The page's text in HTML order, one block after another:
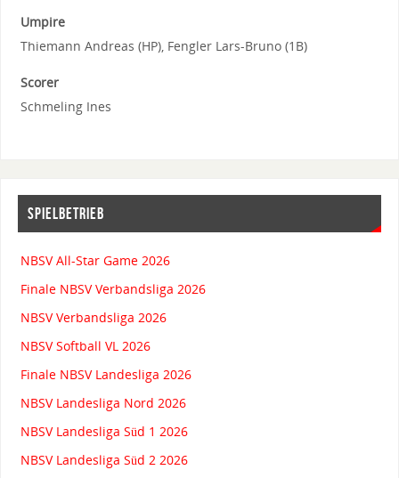
Umpire
Thiemann Andreas (HP), Fengler Lars-Bruno (1B)
Scorer
Schmeling Ines
SPIELBETRIEB
NBSV All-Star Game 2026
Finale NBSV Verbandsliga 2026
NBSV Verbandsliga 2026
NBSV Softball VL 2026
Finale NBSV Landesliga 2026
NBSV Landesliga Nord 2026
NBSV Landesliga Süd 1 2026
NBSV Landesliga Süd 2 2026